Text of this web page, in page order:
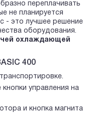
переплачивать
не планируется
- это лучшее решение
оборудования.
охлаждающей
400
управления на
и кнопка магнита